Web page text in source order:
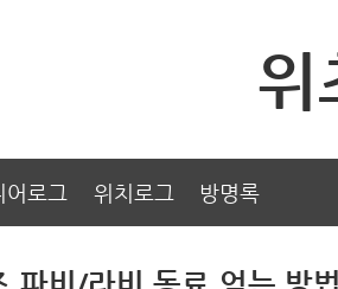
위
어로그 위치로그 방명록